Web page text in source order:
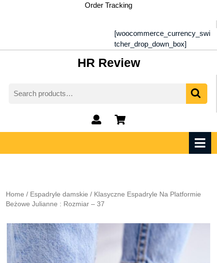
Order Tracking
[woocommerce_currency_swi
tcher_drop_down_box]
HR Review
for:
My
Account
shopping
cart
Home / Espadryle damskie / Klasyczne Espadryle Na Platformie
Beżowe Julianne : Rozmiar – 37